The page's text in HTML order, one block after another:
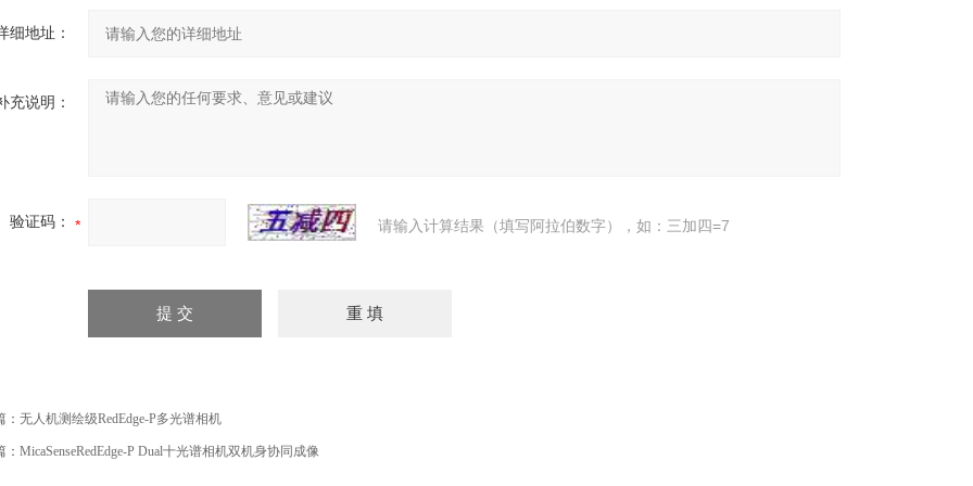
细地址：
充说明：
验证码： 请输入计算结果（填写阿拉伯数字），如：三加四=7
： 无人机测绘级RedEdge-P多光谱相机
： MicaSenseRedEdge-P Dual十光谱相机双机身协同成像